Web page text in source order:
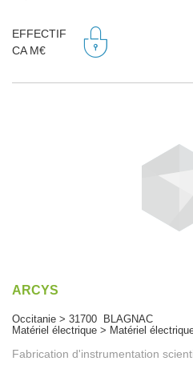
EFFECTIF
CA M€
ARCYS
Occitanie > 31700 BLAGNAC
Matériel électrique > Matériel
Fabrication d'instrumentation